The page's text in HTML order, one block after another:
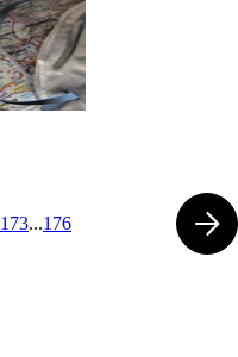
173...176